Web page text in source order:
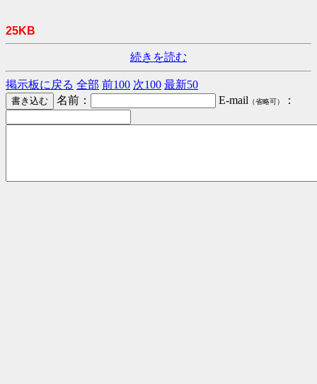
25KB
続きを読む
掲示板に戻る 全部 前100 次100 最新50
名前：
E-mail （省略可） ：